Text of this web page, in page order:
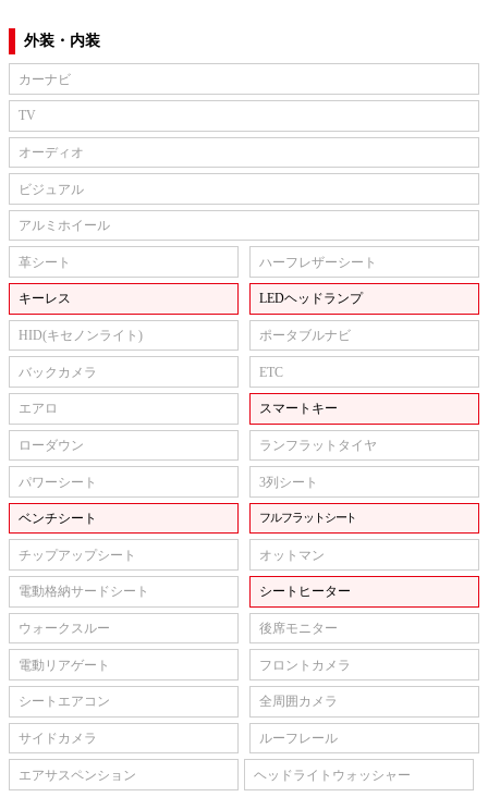
外装・内装
カーナビ
TV
オーディオ
ビジュアル
アルミホイール
革シート ハーフレザーシート
キーレス LEDヘッドランプ
HID(キセノンライト) ポータブルナビ
バックカメラ ETC
エアロ スマートキー
ローダウン ランフラットタイヤ
パワーシート 3列シート
ベンチシート フルフラットシート
チップアップシート オットマン
電動格納サードシート シートヒーター
ウォークスルー 後席モニター
電動リアゲート フロントカメラ
シートエアコン 全周囲カメラ
サイドカメラ ルーフレール
エアサスペンション ヘッドライトウォッシャー